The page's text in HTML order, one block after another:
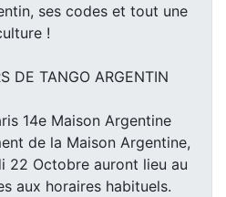
ses codes et tout une
!
DE TANGO ARGENTIN
14e Maison Argentine
de la Maison Argentine,
22 Octobre auront lieu au
aux horaires habituels.